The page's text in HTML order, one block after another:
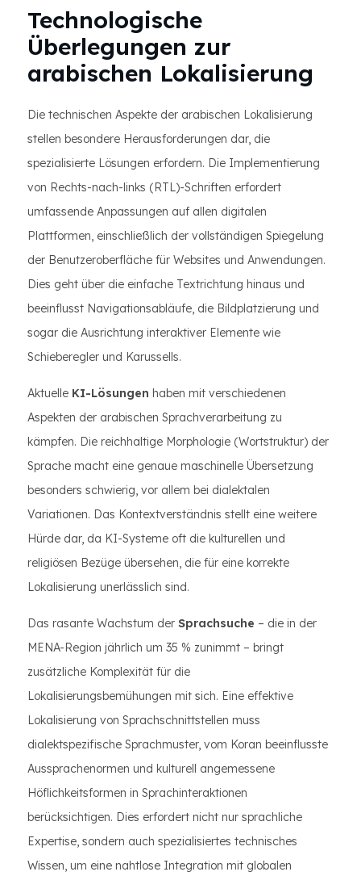
Technologische
Überlegungen zur
arabischen Lokalisierung
Die technischen Aspekte der arabischen Lokalisierung
stellen besondere Herausforderungen dar, die
spezialisierte Lösungen erfordern. Die Implementierung
von Rechts-nach-links (RTL)-Schriften erfordert
umfassende Anpassungen auf allen digitalen
Plattformen, einschließlich der vollständigen Spiegelung
der Benutzeroberfläche für Websites und Anwendungen.
Dies geht über die einfache Textrichtung hinaus und
beeinflusst Navigationsabläufe, die Bildplatzierung und
sogar die Ausrichtung interaktiver Elemente wie
Schieberegler und Karussells.
Aktuelle KI-Lösungen haben mit verschiedenen
Aspekten der arabischen Sprachverarbeitung zu
kämpfen. Die reichhaltige Morphologie (Wortstruktur) der
Sprache macht eine genaue maschinelle Übersetzung
besonders schwierig, vor allem bei dialektalen
Variationen. Das Kontextverständnis stellt eine weitere
Hürde dar, da KI-Systeme oft die kulturellen und
religiösen Bezüge übersehen, die für eine korrekte
Lokalisierung unerlässlich sind.
Das rasante Wachstum der Sprachsuche – die in der
MENA-Region jährlich um 35 % zunimmt – bringt
zusätzliche Komplexität für die
Lokalisierungsbemühungen mit sich. Eine effektive
Lokalisierung von Sprachschnittstellen muss
dialektspezifische Sprachmuster, vom Koran beeinflusste
Aussprachenormen und kulturell angemessene
Höflichkeitsformen in Sprachinteraktionen
berücksichtigen. Dies erfordert nicht nur sprachliche
Expertise, sondern auch spezialisiertes technisches
Wissen, um eine nahtlose Integration mit globalen